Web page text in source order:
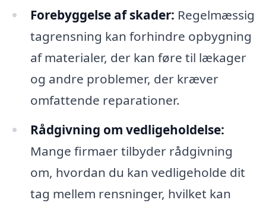
Forebyggelse af skader: Regelmæssig
tagrensning kan forhindre opbygning
af materialer, der kan føre til lækager
og andre problemer, der kræver
omfattende reparationer.
Rådgivning om vedligeholdelse:
Mange firmaer tilbyder rådgivning
om, hvordan du kan vedligeholde dit
tag mellem rensninger, hvilket kan